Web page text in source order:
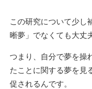
この研究について少し
晰夢」でなくても大丈
つまり、自分で夢を操
たことに関する夢を見
促されるんです。